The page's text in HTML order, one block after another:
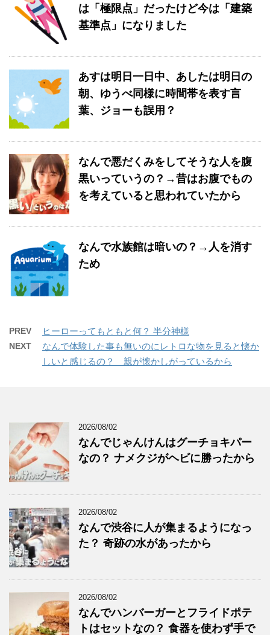
は「極限点」だったけど今は「建築
基準点」になりました
あすは明日一日中、あしたは明日の
朝、ゆうべ同様に時間帯を表す言
葉、ジョーも誤用？
なんで悪だくみをしてそうな人を腹
黒いっていうの？→昔はお腹でもの
を考えていると思われていたから
なんで水族館は暗いの？→人を消す
ため
PREV ヒーローってもともと何？ 半分神様
NEXT
なんで体験した事も無いのにレトロな物を見ると懐か
しいと感じるの？ 親が懐かしがっているから
2026/08/02
なんでじゃんけんはグーチョキパー
なの？ ナメクジがヘビに勝ったから
2026/08/02
なんで渋谷に人が集まるようになっ
た？ 奇跡の水があったから
2026/08/02
なんでハンバーガーとフライドポテ
トはセットなの？ 食器を使わず手で